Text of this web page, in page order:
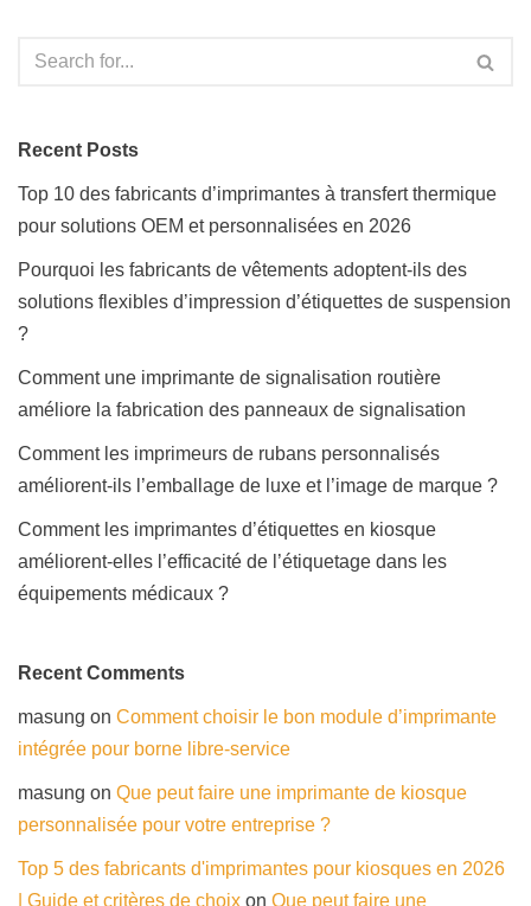
Recent Posts
Top 10 des fabricants d’imprimantes à transfert thermique
pour solutions OEM et personnalisées en 2026
Pourquoi les fabricants de vêtements adoptent-ils des
solutions flexibles d’impression d’étiquettes de suspension
?
Comment une imprimante de signalisation routière
améliore la fabrication des panneaux de signalisation
Comment les imprimeurs de rubans personnalisés
améliorent-ils l’emballage de luxe et l’image de marque ?
Comment les imprimantes d’étiquettes en kiosque
améliorent-elles l’efficacité de l’étiquetage dans les
équipements médicaux ?
Recent Comments
masung on Comment choisir le bon module d’imprimante
intégrée pour borne libre-service
masung on Que peut faire une imprimante de kiosque
personnalisée pour votre entreprise ?
Top 5 des fabricants d'imprimantes pour kiosques en 2026
| Guide et critères de choix on Que peut faire une